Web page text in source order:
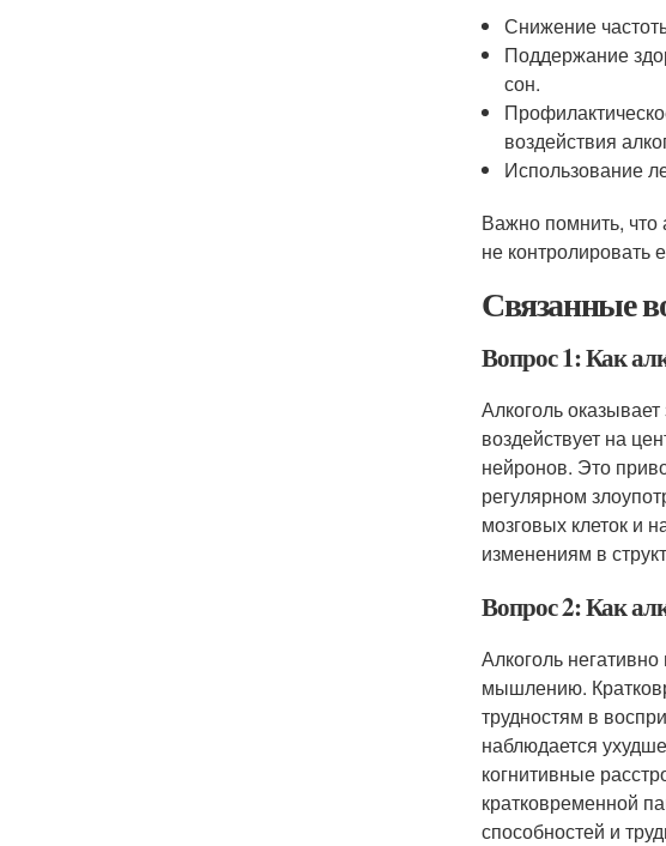
Снижение
Поддержание
сон.
воздействия
Использование
Важно помнить, что
не контролировать
Связанные
Вопрос 1: Как
Алкоголь
воздействует на
нейронов. Это
регулярном
мозговых клеток и
изменениям в
Вопрос 2: Как
Алкоголь
мышлению.
трудностям в
наблюдается
когнитивные
кратковременной
способностей и